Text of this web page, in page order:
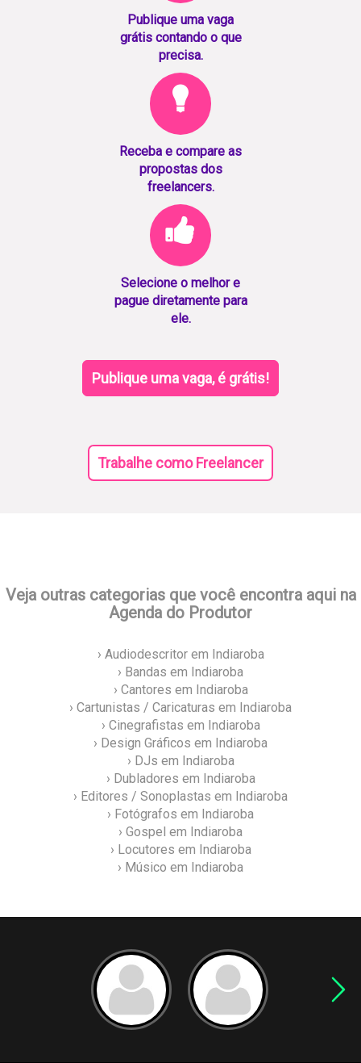
Publique uma vaga
grátis contando o que
precisa.
Receba e compare as
propostas dos
freelancers.
Selecione o melhor e
pague diretamente para
ele.
Publique uma vaga, é grátis!
Trabalhe como Freelancer
Veja outras categorias que você encontra aqui na
Agenda do Produtor
› Audiodescritor em Indiaroba
› Bandas em Indiaroba
› Cantores em Indiaroba
› Cartunistas / Caricaturas em Indiaroba
› Cinegrafistas em Indiaroba
› Design Gráficos em Indiaroba
› DJs em Indiaroba
› Dubladores em Indiaroba
› Editores / Sonoplastas em Indiaroba
› Fotógrafos em Indiaroba
› Gospel em Indiaroba
› Locutores em Indiaroba
› Músico em Indiaroba